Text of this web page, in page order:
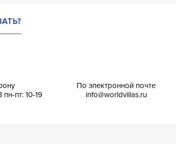
пн-пт: 10-19
По электронной почте
info@worldvillas.ru